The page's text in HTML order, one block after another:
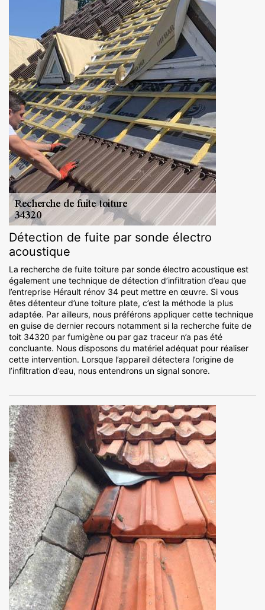
Détection de fuite par sonde électro
acoustique
La recherche de fuite toiture par sonde électro acoustique est
également une technique de détection d’infiltration d’eau que
l’entreprise Hérault rénov 34 peut mettre en œuvre. Si vous
êtes détenteur d’une toiture plate, c’est la méthode la plus
adaptée. Par ailleurs, nous préférons appliquer cette technique
en guise de dernier recours notamment si la recherche fuite de
toit 34320 par fumigène ou par gaz traceur n’a pas été
concluante. Nous disposons du matériel adéquat pour réaliser
cette intervention. Lorsque l’appareil détectera l’origine de
l’infiltration d’eau, nous entendrons un signal sonore.